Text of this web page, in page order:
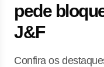
pede
J&F
Confira os